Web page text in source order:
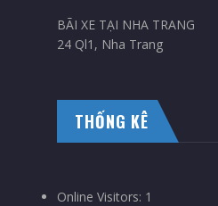
BÃI XE TẠI NHA TRANG
24 Ql1, Nha Trang
THỐNG KÊ
Online Visitors: 1